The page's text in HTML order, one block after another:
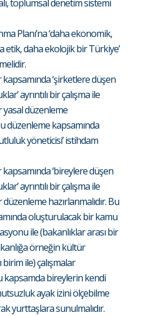
toplumsal denetim sistemi
Planı’na ‘daha ekonomik,
etik, daha ekolojik bir Türkiye’
kapsamında ‘şirketlere düşen
ayrıntılı bir çalışma ile
düzenleme
düzenleme kapsamında
yöneticisi’ istihdam
kapsamında ‘bireylere düşen
ayrıntılı bir çalışma ile
hazırlanmalıdır. Bu
oluşturulacak bir kamu
ile (bakanlıklar arası bir
örneğin kültür
birim ile) çalışmalar
kapsamda bireylerin kendi
ayak izini ölçebilme
yurttaşlara sunulmalıdır.